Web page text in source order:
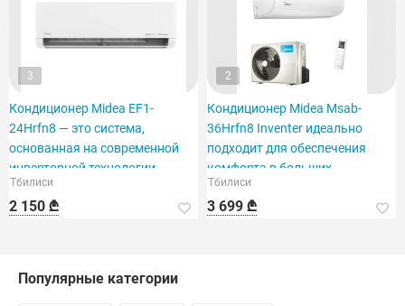
3
Кондиционер Midea EF1-
24Hrfn8 — это система,
основанная на современной
инверторной технологии.
Тбилиси
2 150 ₾
2
Кондиционер Midea Msab-
36Hrfn8 Inventer идеально
подходит для обеспечения
комфорта в больших
помещениях.
Тбилиси
3 699 ₾
Популярные категории